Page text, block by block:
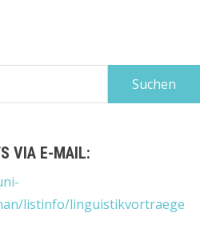
VIA E-MAIL:
listinfo/linguistikvortraege